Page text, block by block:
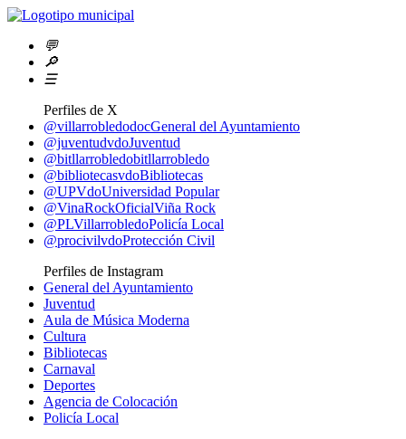
💬
🔎
☰
Perfiles de X
@villarrobledodocGeneral del Ayuntamiento
@juventudvdoJuventud
@bitllarrobledobitllarrobledo
@bibliotecasvdoBibliotecas
@UPVdoUniversidad Popular
@VinaRockOficialViña Rock
@PLVillarrobledoPolicía Local
@procivilvdoProtección Civil
Perfiles de Instagram
General del Ayuntamiento
Juventud
Aula de Música Moderna
Cultura
Bibliotecas
Carnaval
Deportes
Agencia de Colocación
Policía Local